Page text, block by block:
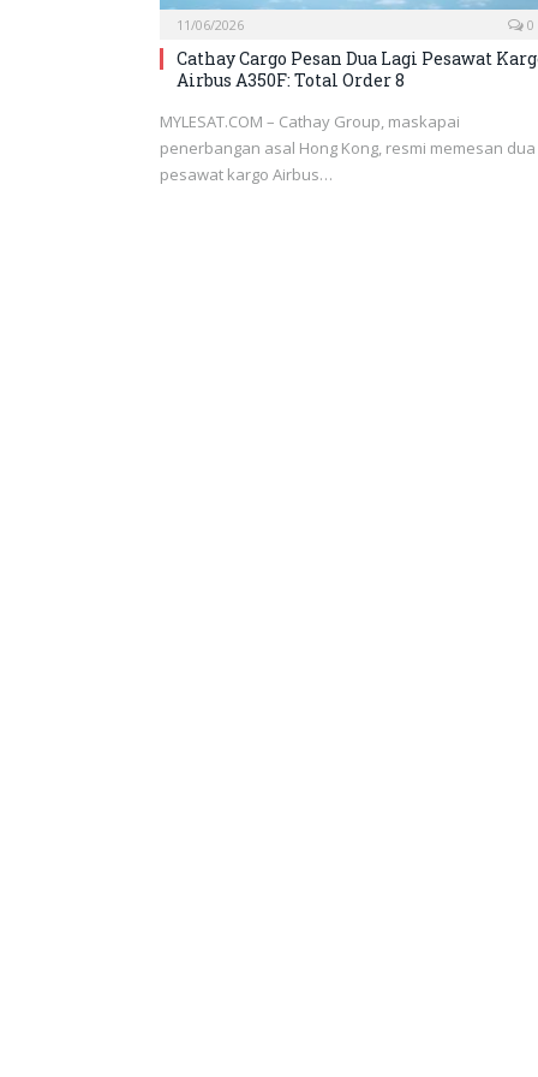
11/06/2026 0
Cathay Cargo Pesan Dua Lagi Pesawat
Airbus A350F: Total Order 8
MYLESAT.COM – Cathay Group, maskapai
penerbangan asal Hong Kong, resmi memesan dua
pesawat kargo Airbus…